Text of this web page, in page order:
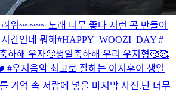
워~~~~~ 노래 너무 좋다 저런 곡 만들어
간인데 뭐해#HAPPY_WOOZI_DAY #
하해 우자🙂생일축하해 우리 우지형🥰🥰
#우지 음악 최고로 잘하는 이지후이 생일
기억 속 서랍에 넣을 마지막 사진.난 너무